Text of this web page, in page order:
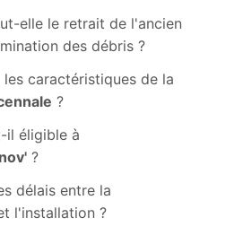
elle le retrait de l'ancien
des débris ?
les caractéristiques de la
?
il éligible à
?
délais entre la
l'installation ?